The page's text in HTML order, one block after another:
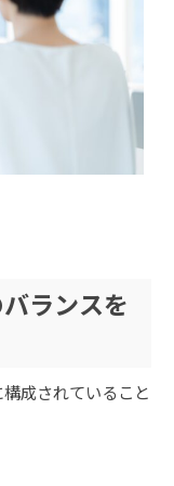
ランスを
成されていること